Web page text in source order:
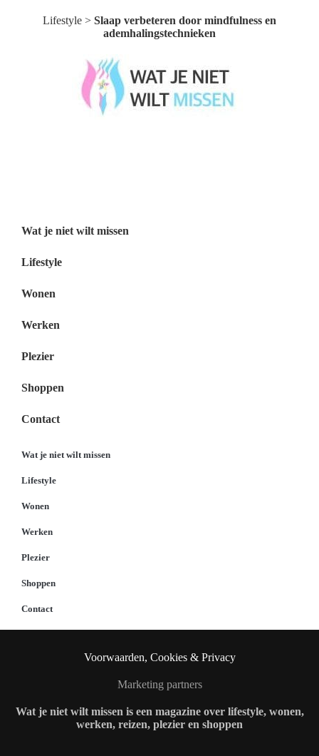
Lifestyle > Slaap verbeteren door mindfulness en
ademhalingstechnieken
Wat je niet wilt missen
Lifestyle
Wonen
Werken
Plezier
Shoppen
Contact
Wat je niet wilt missen
Lifestyle
Wonen
Werken
Plezier
Shoppen
Contact
Voorwaarden, Cookies & Privacy
Marketing partners
Wat je niet wilt missen is een magazine over lifestyle, wonen,
werken, reizen, plezier en shoppen